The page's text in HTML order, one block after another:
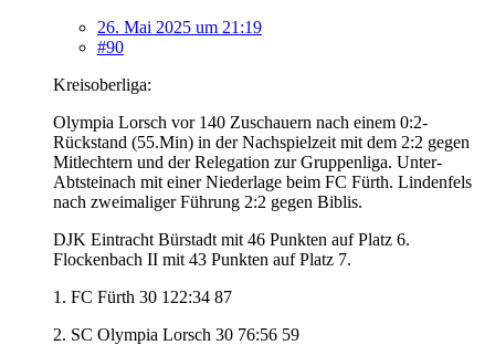
26. Mai 2025 um 21:19
#90
Kreisoberliga:
Olympia Lorsch vor 140 Zuschauern nach einem 0:2-
Rückstand (55.Min) in der Nachspielzeit mit dem 2:2 gegen
Mitlechtern und der Relegation zur Gruppenliga. Unter-
Abtsteinach mit einer Niederlage beim FC Fürth. Lindenfels
nach zweimaliger Führung 2:2 gegen Biblis.
DJK Eintracht Bürstadt mit 46 Punkten auf Platz 6.
Flockenbach II mit 43 Punkten auf Platz 7.
1. FC Fürth 30 122:34 87
2. SC Olympia Lorsch 30 76:56 59